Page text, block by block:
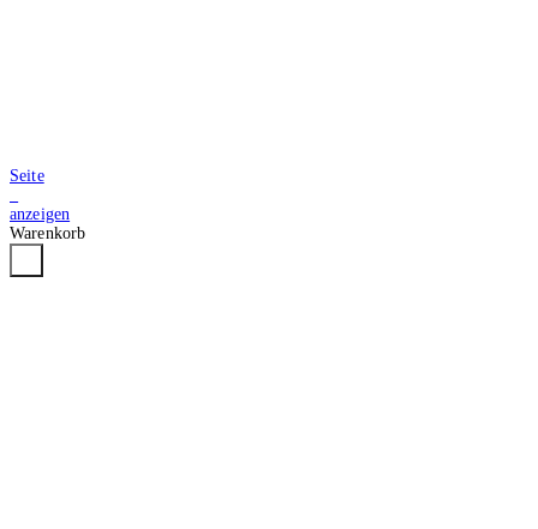
Seite
anzeigen
Warenkorb